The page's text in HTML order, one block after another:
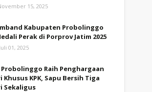
15, 2025
Kabupaten Probolinggo
Perak di Porprov Jatim 2025
01, 2025
Probolinggo Raih Penghargaan
Khusus KPK, Sapu Bersih Tiga
Sekaligus